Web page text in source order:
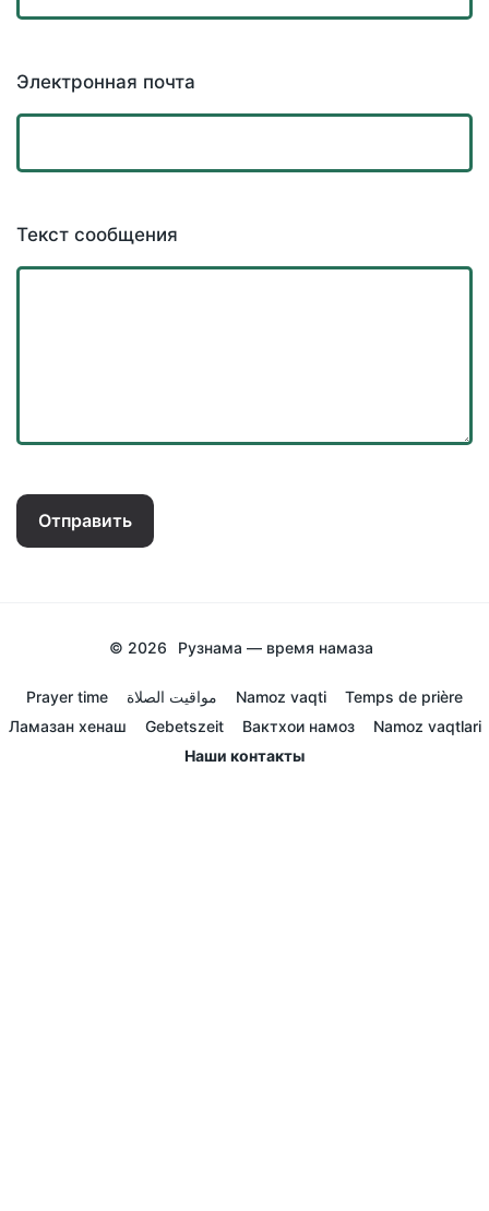
Электронная почта
Текст сообщения
Отправить
© 2026 Рузнама — время намаза
Prayer time مواقيت الصلاة Namoz vaqti
Temps de prière
Ламазан хенаш
Gebetszeit Вактхои намоз
Namoz vaqtlari
Наши контакты